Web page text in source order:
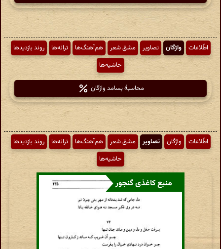
اطّلاعات واژگان تصاویر مشق شعر هم‌آهنگ‌ها ترانه‌ها
روند بازدیدها
حاشیه‌ها
محاسبهٔ بسامد واژگان
اطّلاعات واژگان تصاویر مشق شعر هم‌آهنگ‌ها ترانه‌ها
روند بازدیدها
حاشیه‌ها
منبع کاغذی گنجور